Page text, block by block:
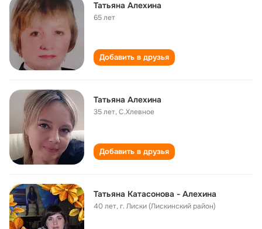
Татьяна Алехина
65 лет
Добавить в друзья
Татьяна Алехина
35 лет,С.Хлевное
Добавить в друзья
Татьяна Катасонова - Алехина
40 лет,г. Лиски (Лискинский район)